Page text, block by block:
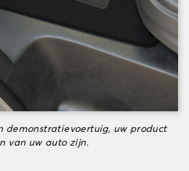
demonstratievoertuig, uw product
van uw auto zijn.